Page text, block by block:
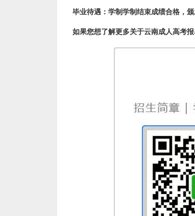
毕业待遇： 学制学制结束成绩合格，
如果您想了解更多关于云南成人高考